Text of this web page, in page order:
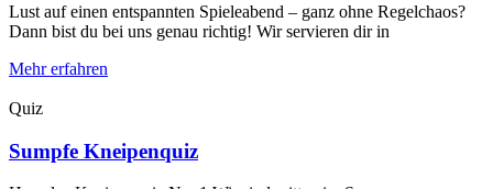
Lust auf einen entspannten Spieleabend – ganz ohne Regelchaos?
Dann bist du bei uns genau richtig! Wir servieren dir in
Mehr erfahren
Quiz
Sumpfe Kneipenquiz